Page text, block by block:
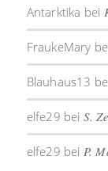
Antarktika bei
FraukeMary
Blauhaus13
elfe29 bei S.
elfe29 bei P.